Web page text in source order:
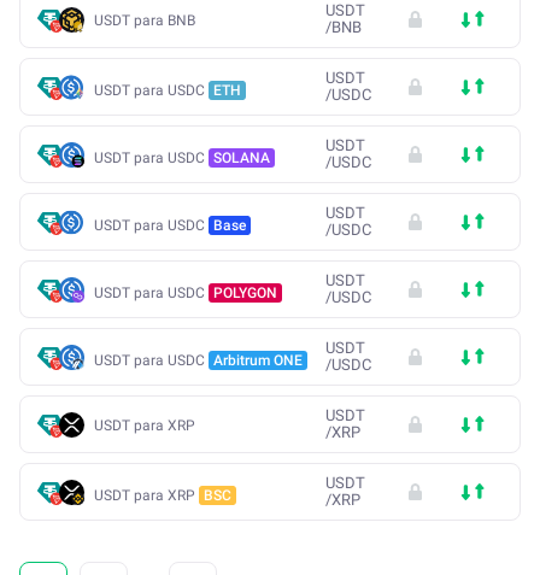
USDT para BNB
USDT
/BNB
USDT para USDC ETH
USDT
/USDC
USDT para USDC SOLANA
USDT
/USDC
USDT para USDC Base
USDT
/USDC
USDT para USDC POLYGON
USDT
/USDC
USDT para USDC Arbitrum ONE
USDT
/USDC
USDT para XRP
USDT
/XRP
USDT para XRP BSC
USDT
/XRP